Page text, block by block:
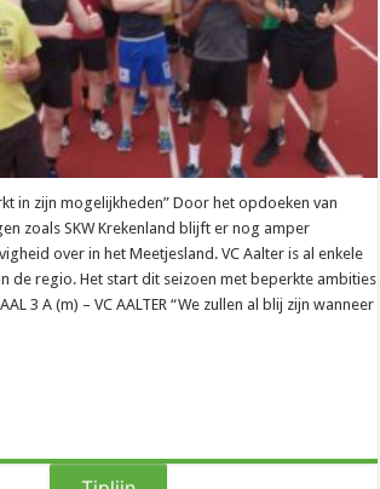
in zijn mogelijkheden” Door het opdoeken van
zoals SKW Krekenland blijft er nog amper
over in het Meetjesland. VC Aalter is al enkele
de regio. Het start dit seizoen met beperkte ambities
3 A (m) – VC AALTER “We zullen al blij zijn wanneer